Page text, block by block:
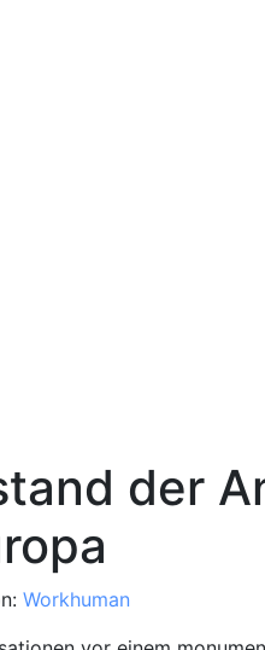
der
Workhuman